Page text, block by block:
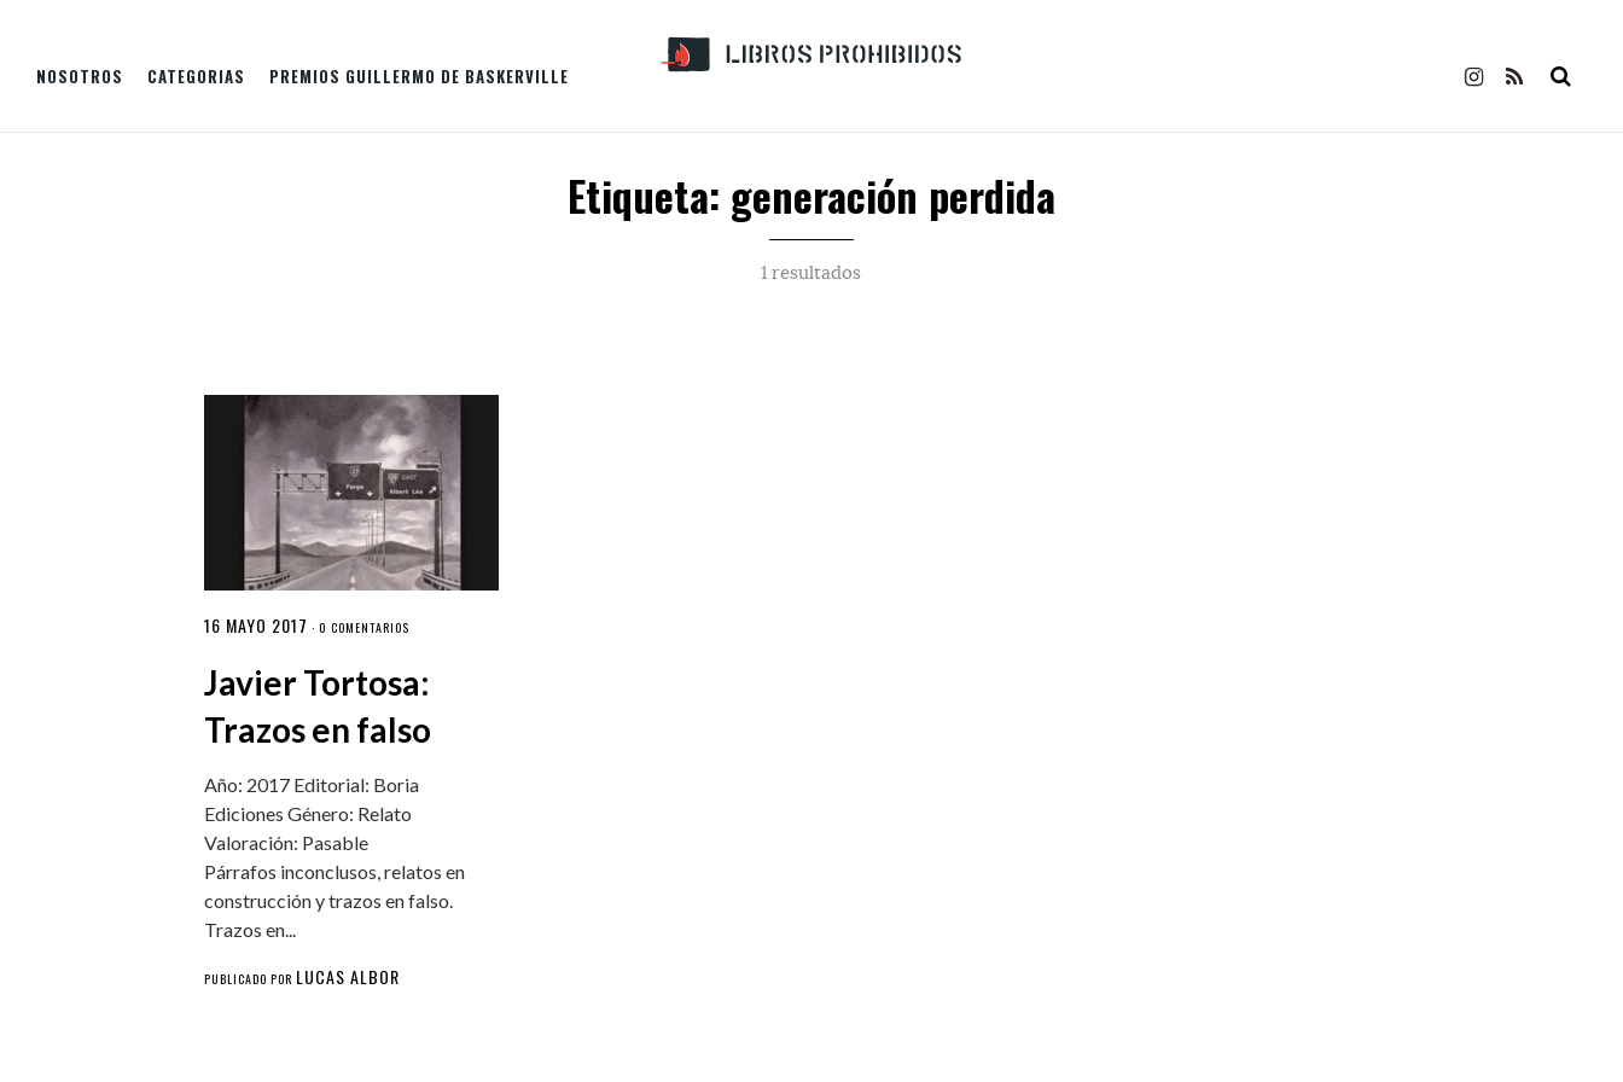
NOSOTROS CATEGORIAS PREMIOS GUILLERMO DE BASKERVILLE
Etiqueta: generación perdida
1 resultados
16 MAYO 2017 ·0 COMENTARIOS
Javier Tortosa:
Trazos en falso
Año: 2017 Editorial: Boria
Ediciones Género: Relato
Valoración: Pasable
Párrafos inconclusos, relatos en
construcción y trazos en falso.
Trazos en...
PUBLICADO POR LUCAS ALBOR